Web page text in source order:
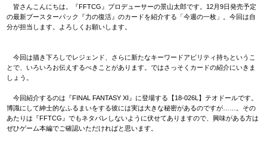
皆さんこんにちは。『FFTCG』プロデューサーの景山太郎です。12月9日発売予定
の最新ブースターパック『力の復活』のカードを紹介する「今週の一枚」。今回は自
分が担当します。よろしくお願いします。
今回は描き下ろしでレジェンド、さらに新たなキーワードアビリティ持ちというこ
とで、いろいろお伝えするべきことがあります。ではさっそくカードの紹介にいきま
しょう。
今回紹介するのは『FINAL FANTASY XI』に登場する【18-026L】テオドールです。
博識にして紳士的なふるまいをする彼には実は大きな秘密があるのですが……。その
あたりは『FFTCG』でもネタバレしないように伏せてありますので、興味がある方は
ぜひゲーム本編でご確認いただければと思います。